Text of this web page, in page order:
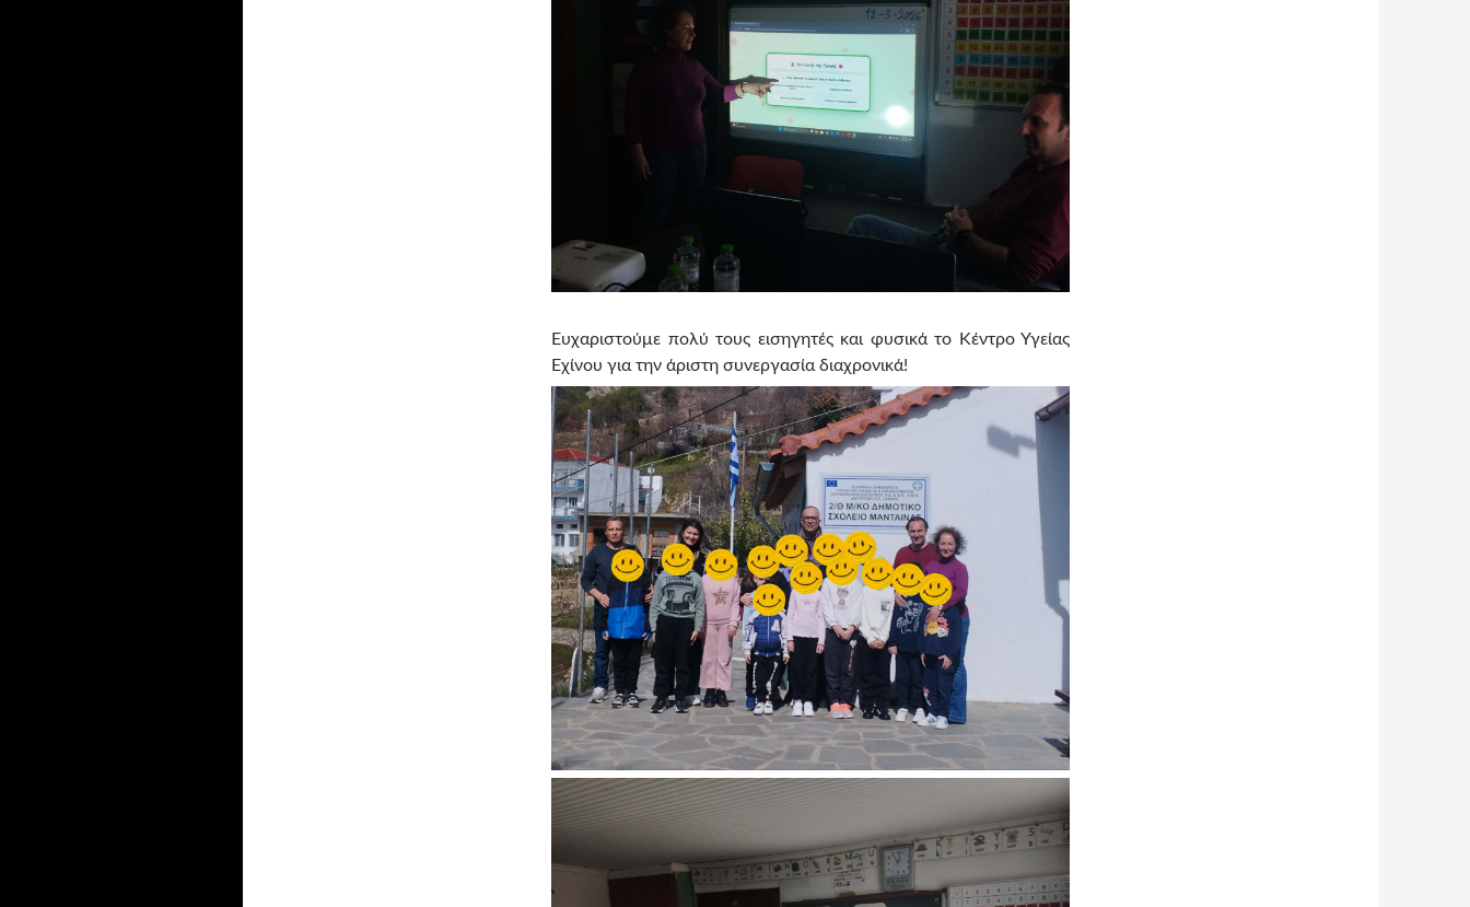
Ευχαριστούμε πολύ τους εισηγητές και φυσικά το Κέντρο Υγείας
Εχίνου για την άριστη συνεργασία διαχρονικά!